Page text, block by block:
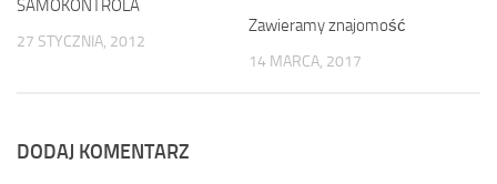
SAMOKONTROLA
27 STYCZNIA, 2012
Zawieramy znajomość
14 MARCA, 2017
DODAJ KOMENTARZ